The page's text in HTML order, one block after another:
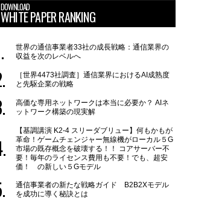
DOWNLOAD
WHITE PAPER RANKING
世界の通信事業者33社の成長戦略：通信業界の
収益を次のレベルへ
［世界4473社調査］通信業界におけるAI成熟度
と先駆企業の戦略
高価な専用ネットワークは本当に必要か？ AIネ
ットワーク構築の現実解
【基調講演 K2-4 スリーダブリュー】何もかもが
革命！ゲームチェンジャー無線機がローカル５G
市場の既存概念を破壊する！！ コアサーバー不
要！毎年のライセンス費用も不要！でも、超安
価！ の新しい５Gモデル
通信事業者の新たな戦略ガイド B2B2Xモデル
を成功に導く秘訣とは